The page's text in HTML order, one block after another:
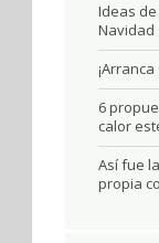
Ideas
Navidad
¡Arranca
6
calor
Así fue
propia